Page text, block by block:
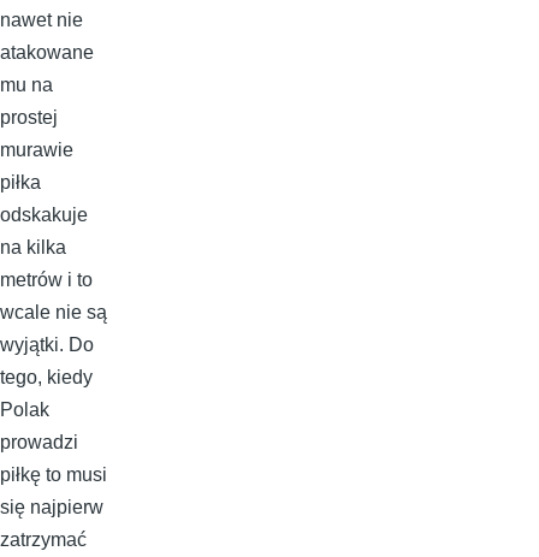
nawet nie
atakowane
mu na
prostej
murawie
piłka
odskakuje
na kilka
metrów i to
wcale nie są
wyjątki. Do
tego, kiedy
Polak
prowadzi
piłkę to musi
się najpierw
zatrzymać